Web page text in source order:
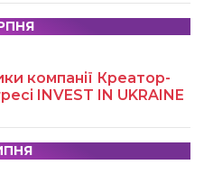
компанії Креатор-
INVEST IN UKRAINE